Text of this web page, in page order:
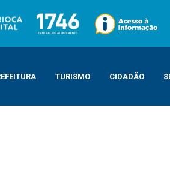
TURISMO CIDADÃO
oferece atendimento à população imigrante